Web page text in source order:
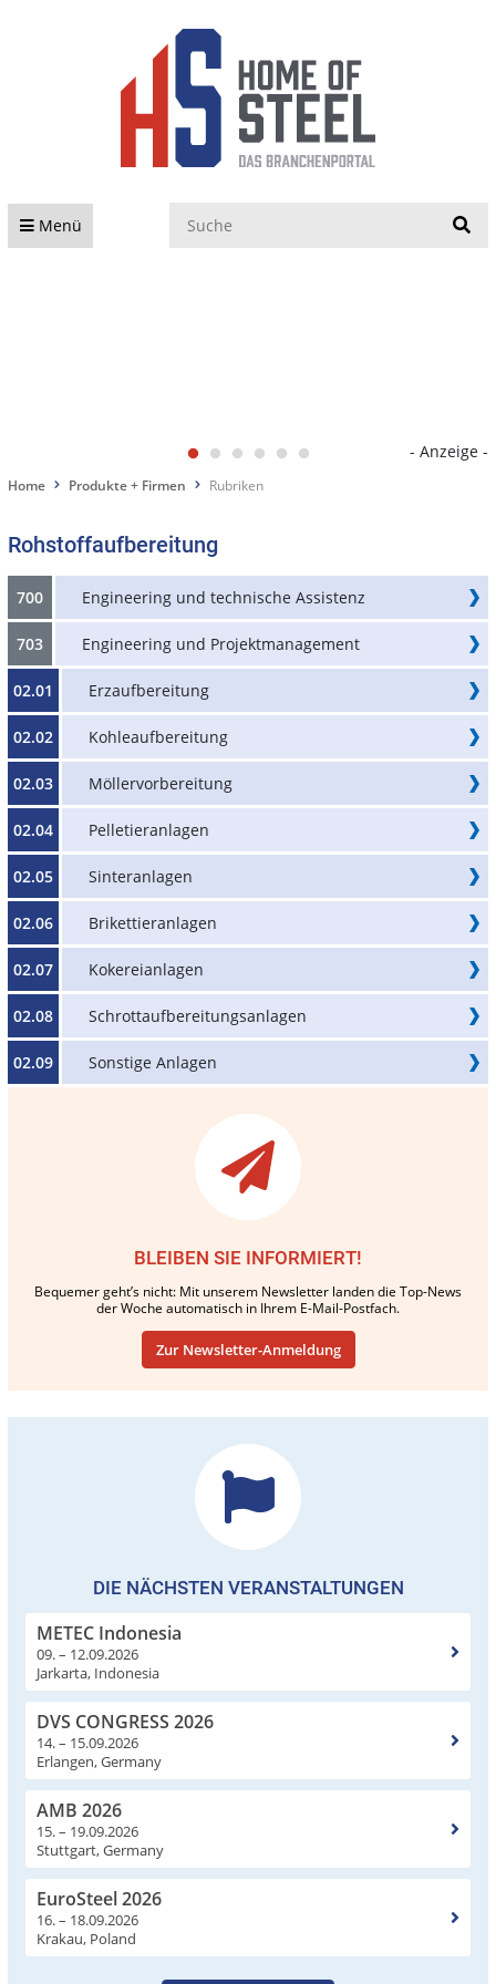
Menü
- Anzeige -
Home Produkte + Firmen Rubriken
Rohstoffaufbereitung
700 Engineering und technische Assistenz
703 Engineering und Projektmanagement
02.01 Erzaufbereitung
02.02 Kohleaufbereitung
02.03 Möllervorbereitung
02.04 Pelletieranlagen
02.05 Sinteranlagen
02.06 Brikettieranlagen
02.07 Kokereianlagen
02.08 Schrottaufbereitungsanlagen
02.09 Sonstige Anlagen
BLEIBEN SIE INFORMIERT!
Bequemer geht’s nicht: Mit unserem Newsletter landen die Top-News
der Woche automatisch in Ihrem E-Mail-Postfach.
Zur Newsletter-Anmeldung
DIE NÄCHSTEN VERANSTALTUNGEN
METEC Indonesia
09. – 12.09.2026
Jarkarta, Indonesia
DVS CONGRESS 2026
14. – 15.09.2026
Erlangen, Germany
AMB 2026
15. – 19.09.2026
Stuttgart, Germany
EuroSteel 2026
16. – 18.09.2026
Krakau, Poland